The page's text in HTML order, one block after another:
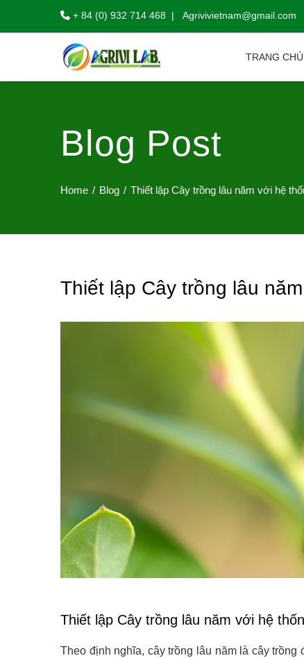
+ 84 (0) 932 714 468 | Agrivivietnam@gmail.com
TRANG CHỦ
Blog Post
Home Blog Thiết lập Cây trồng lâu năm với hệ
Thiết lập Cây trồng lâu
Thiết lập Cây trồng lâu năm với hệ
Theo định nghĩa, cây trồng lâu năm là cây